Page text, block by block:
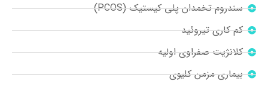
سندروم تخمدان پلی کیستیک (PCOS)
کم کاری تیروئید
کلانژیت صفراوی اولیه
بیماری مزمن کلیوی